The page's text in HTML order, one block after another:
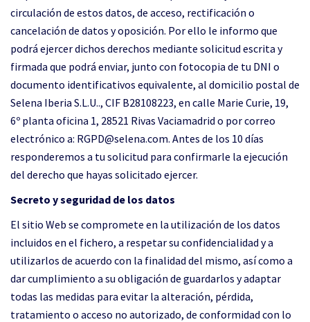
circulación de estos datos, de acceso, rectificación o
cancelación de datos y oposición. Por ello le informo que
podrá ejercer dichos derechos mediante solicitud escrita y
firmada que podrá enviar, junto con fotocopia de tu DNI o
documento identificativos equivalente, al domicilio postal de
Selena Iberia S.L.U.., CIF B28108223, en calle Marie Curie, 19,
6º planta oficina 1, 28521 Rivas Vaciamadrid o por correo
electrónico a: RGPD@selena.com. Antes de los 10 días
responderemos a tu solicitud para confirmarle la ejecución
del derecho que hayas solicitado ejercer.
Secreto y seguridad de los datos
El sitio Web se compromete en la utilización de los datos
incluidos en el fichero, a respetar su confidencialidad y a
utilizarlos de acuerdo con la finalidad del mismo, así como a
dar cumplimiento a su obligación de guardarlos y adaptar
todas las medidas para evitar la alteración, pérdida,
tratamiento o acceso no autorizado, de conformidad con lo